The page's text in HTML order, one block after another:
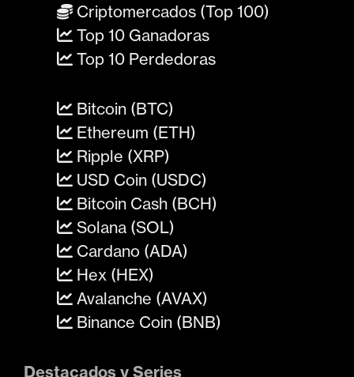
Criptomercados (Top 100)
Top 10 Ganadoras
Top 10 Perdedoras
Bitcoin (BTC)
Ethereum (ETH)
Ripple (XRP)
USD Coin (USDC)
Bitcoin Cash (BCH)
Solana (SOL)
Cardano (ADA)
Hex (HEX)
Avalanche (AVAX)
Binance Coin (BNB)
Destacados y Series